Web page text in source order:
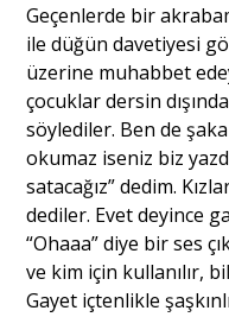
Geçenlerde bir
ile düğün davetiyesi
üzerine muhabbet
çocuklar dersin
söylediler. Ben de
okumaz iseniz biz
satacağız” dedim.
dediler. Evet deyince
“Ohaaa” diye bir ses
ve kim için kullanılır,
Gayet içtenlikle